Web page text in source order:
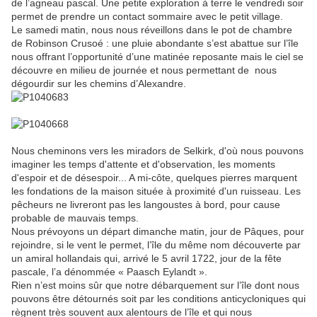
de l’agneau pascal. Une petite exploration à terre le vendredi soir
permet de prendre un contact sommaire avec le petit village.
Le samedi matin, nous nous réveillons dans le pot de chambre
de Robinson Crusoé : une pluie abondante s’est abattue sur l’île
nous offrant l’opportunité d’une matinée reposante mais le ciel se
découvre en milieu de journée et nous permettant de nous
dégourdir sur les chemins d’Alexandre.
Nous cheminons vers les miradors de Selkirk, d'où nous pouvons
imaginer les temps d'attente et d'observation, les moments
d'espoir et de désespoir... A mi-côte, quelques pierres marquent
les fondations de la maison située à proximité d'un ruisseau. Les
pêcheurs ne livreront pas les langoustes à bord, pour cause
probable de mauvais temps.
Nous prévoyons un départ dimanche matin, jour de Pâques, pour
rejoindre, si le vent le permet, l’île du même nom découverte par
un amiral hollandais qui, arrivé le 5 avril 1722, jour de la fête
pascale, l’a dénommée « Paasch Eylandt ».
Rien n’est moins sûr que notre débarquement sur l’île dont nous
pouvons être détournés soit par les conditions anticycloniques qui
règnent très souvent aux alentours de l’île et qui nous